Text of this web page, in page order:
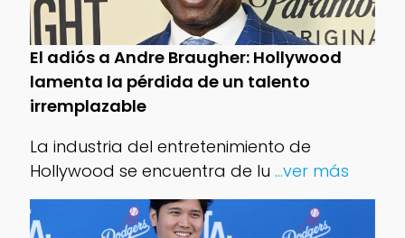
El adiós a Andre Braugher: Hollywood
lamenta la pérdida de un talento
irremplazable
La industria del entretenimiento de
Hollywood se encuentra de lu ...ver más